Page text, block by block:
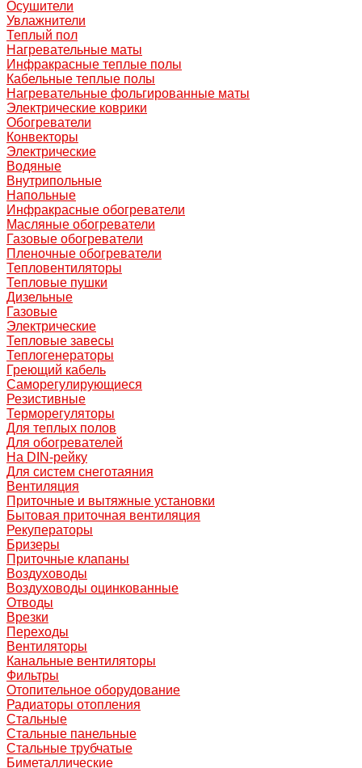
Осушители
Увлажнители
Теплый пол
Нагревательные маты
Инфракрасные теплые полы
Кабельные теплые полы
Нагревательные фольгированные маты
Электрические коврики
Обогреватели
Конвекторы
Электрические
Водяные
Внутрипольные
Напольные
Инфракрасные обогреватели
Масляные обогреватели
Газовые обогреватели
Пленочные обогреватели
Тепловентиляторы
Тепловые пушки
Дизельные
Газовые
Электрические
Тепловые завесы
Теплогенераторы
Греющий кабель
Саморегулирующиеся
Резистивные
Терморегуляторы
Для теплых полов
Для обогревателей
На DIN-рейку
Для систем снеготаяния
Вентиляция
Приточные и вытяжные установки
Бытовая приточная вентиляция
Рекуператоры
Бризеры
Приточные клапаны
Воздуховоды
Воздуховоды оцинкованные
Отводы
Врезки
Переходы
Вентиляторы
Канальные вентиляторы
Фильтры
Отопительное оборудование
Радиаторы отопления
Стальные
Стальные панельные
Стальные трубчатые
Биметаллические